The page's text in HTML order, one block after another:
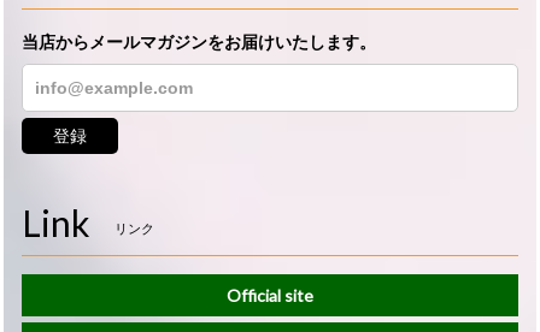
当店からメールマガジンをお届けいたします。
登録
Link リンク
Official site